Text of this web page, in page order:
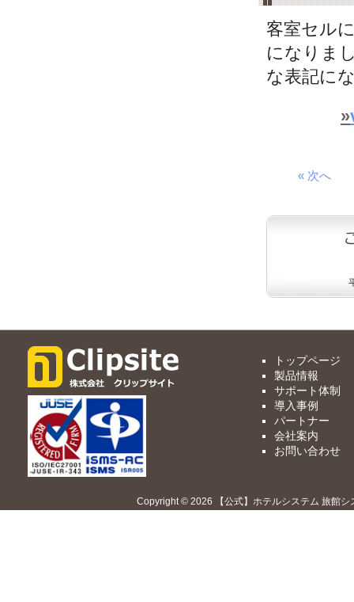
客室セル
になりま
な表記に
»
« 次へ
トップページ
製品情報
サポート体制
導入事例
パートナー
会社案内
お問い合わせ
Copyright © 2026 【公式】ホテルシステム 旅館